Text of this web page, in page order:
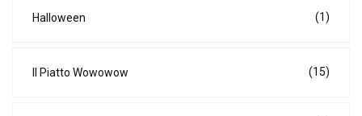
Halloween (1)
Il Piatto Wowowow (15)